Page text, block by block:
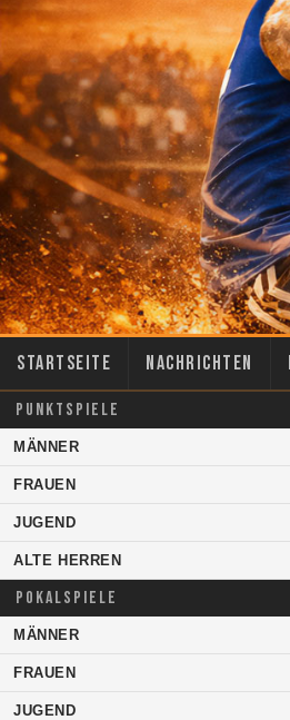
Startseite Nachrichten
PUNKTSPIELE
MÄNNER
FRAUEN
JUGEND
ALTE HERREN
POKALSPIELE
MÄNNER
FRAUEN
JUGEND